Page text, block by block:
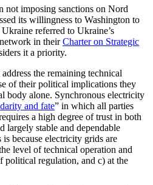
not im­posing sanctions on Nord
its willingness to Washington to
referred to Ukraine’s
in theirCharter on Strategic
it a priority.
the remaining technical
of their political implications they
body alone. Synchronous electricity
and fate” in which all par­ties
a high degree of trust in both
largely stable and depend­able
because electricity grids are
level of technical opera­tion and
political regulation, and c) at the